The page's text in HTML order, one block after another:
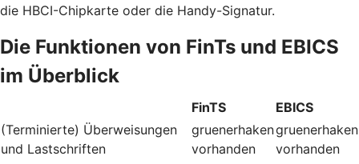
die HBCI-Chipkarte oder die Handy-Signatur.
Die Funktionen von FinTs und EBICS
im Überblick
FinTS
EBICS
(Terminierte) Überweisungen
und Lastschriften
gruenerhaken
vorhanden
gruenerhaken
vorhanden